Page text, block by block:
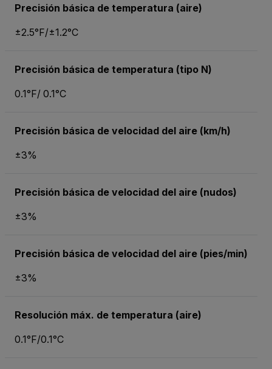
Precisión básica de temperatura (aire)
±2.5°F/±1.2°C
Precisión básica de temperatura (tipo N)
0.1°F/ 0.1°C
Precisión básica de velocidad del aire (km/h)
±3%
Precisión básica de velocidad del aire (nudos)
±3%
Precisión básica de velocidad del aire (pies/min)
±3%
Resolución máx. de temperatura (aire)
0.1°F/0.1°C